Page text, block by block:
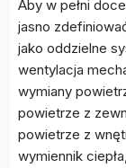
Aby w pełni
jasno
jako oddzielne
wentylacja
wymiany
powietrze z
powietrze z
wymiennik